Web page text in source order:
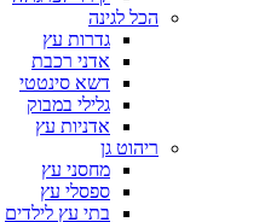
הכל לגינה
גדרות עץ
אדני רכבת
דשא סינטטי
גלילי במבוק
אדניות עץ
ריהוט גן
מחסני עץ
ספסלי עץ
בתי עץ לילדים